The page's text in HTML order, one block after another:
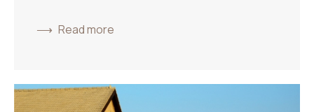
Read more